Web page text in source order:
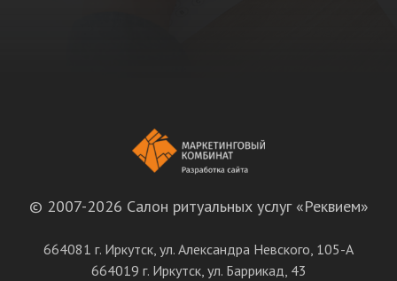
© 2007-2026 Салон ритуальных услуг «Реквием»
664081 г. Иркутск, ул. Александра Невского, 105-А
664019 г. Иркутск, ул. Баррикад, 43